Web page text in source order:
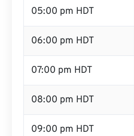
05:00 pm HDT
06:00 pm HDT
07:00 pm HDT
08:00 pm HDT
09:00 pm HDT